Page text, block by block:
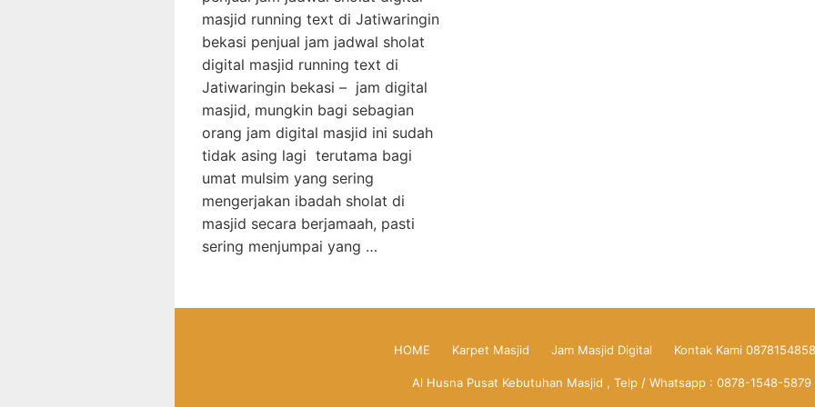
masjid running text di Jatiwaringin
bekasi penjual jam jadwal sholat
digital masjid running text di
Jatiwaringin bekasi – jam digital
masjid, mungkin bagi sebagian
orang jam digital masjid ini sudah
tidak asing lagi terutama bagi
umat mulsim yang sering
mengerjakan ibadah sholat di
masjid secara berjamaah, pasti
sering menjumpai yang …
HOME Karpet Masjid Jam Masjid Digital Kontak Kami
Al Husna Pusat Kebutuhan Masjid , Telp / Whatsapp : 0878-1548-5879